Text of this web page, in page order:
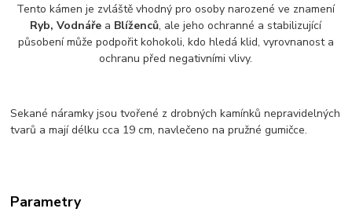
Tento kámen je zvláště vhodný pro osoby narozené ve znamení
Ryb, Vodnáře a Blíženců, ale jeho ochranné a stabilizující
působení může podpořit kohokoli, kdo hledá klid, vyrovnanost a
ochranu před negativními vlivy.
Sekané náramky jsou tvořené z drobných kamínků nepravidelných
tvarů a mají délku cca 19 cm, navlečeno na pružné gumičce.
Parametry